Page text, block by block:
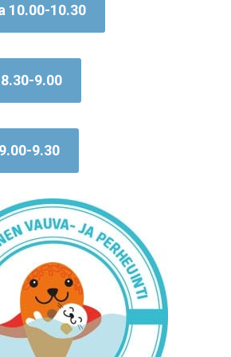
10.00-10.30
9.00
9.30